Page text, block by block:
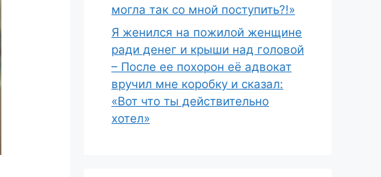
могла так со мной поступить?!»
Я женился на пожилой женщине
ради денег и крыши над головой
– После ее похорон её адвокат
вручил мне коробку и сказал:
«Вот что ты действительно
хотел»